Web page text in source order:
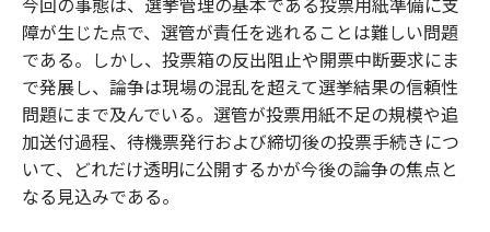
障が生じた点で、選管が責任を逃れることは難しい問題
である。しかし、投票箱の反出阻止や開票中断要求にま
で発展し、論争は現場の混乱を超えて選挙結果の信頼性
問題にまで及んでいる。選管が投票用紙不足の規模や追
加送付過程、待機票発行および締切後の投票手続きにつ
いて、どれだけ透明に公開するかが今後の論争の焦点と
なる見込みである。